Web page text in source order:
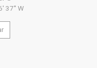
37'' W